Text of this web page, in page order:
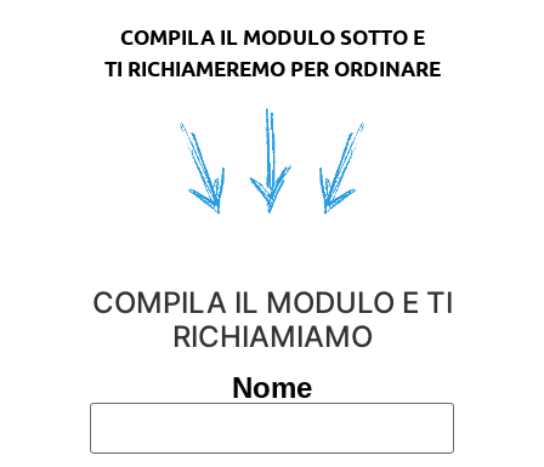
COMPILA IL MODULO SOTTO E
TI RICHIAMEREMO PER ORDINARE
COMPILA IL MODULO E TI
RICHIAMIAMO
Nome